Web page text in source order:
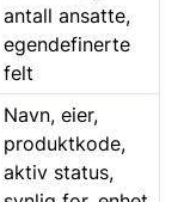
antall ansatte,
egendefinerte
felt
Navn, eier,
produktkode,
aktiv status,